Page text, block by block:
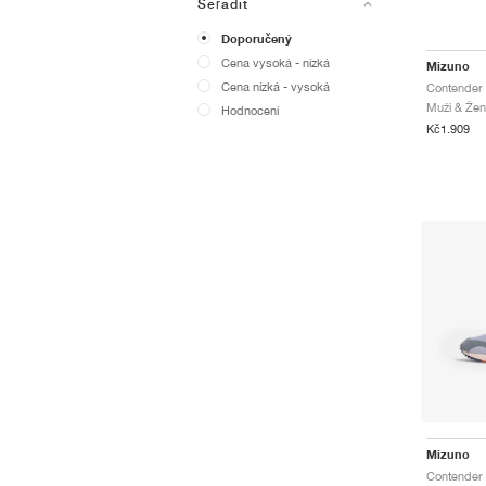
Seřadit
Doporučený
Cena vysoká - nízká
Cena nízká - vysoká
Hodnocení
Mizuno
Muži &
Kč1.909
Mizuno